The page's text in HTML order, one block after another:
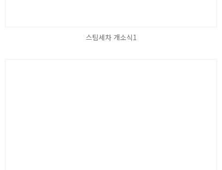
스팀세차 개소식1